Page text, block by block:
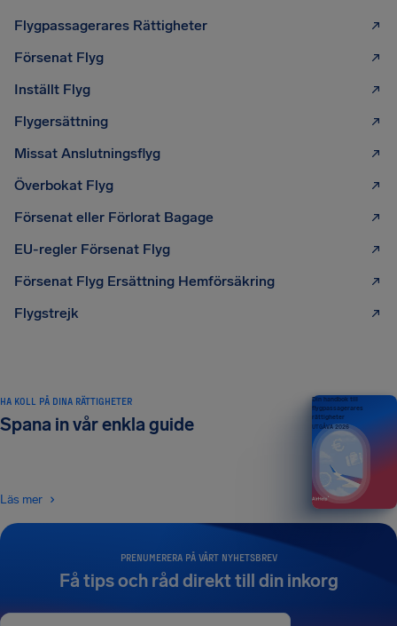
Flygpassagerares Rättigheter
Försenat Flyg
Inställt Flyg
Flygersättning
Missat Anslutningsflyg
Överbokat Flyg
Försenat eller Förlorat Bagage
EU-regler Försenat Flyg
Försenat Flyg Ersättning Hemförsäkring
Flygstrejk
PRENUMERERA PÅ VÅRT NYHETSBREV
Få tips och råd direkt till din inkorg
HA KOLL PÅ DINA RÄTTIGHETER
Spana in vår enkla guide
Läs mer
Din handbok till
flygpassagerares
rättigheter
UTGÅVA 2026